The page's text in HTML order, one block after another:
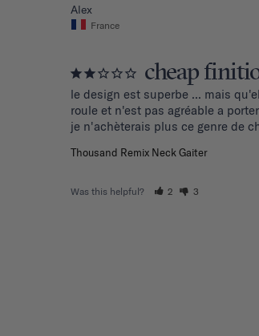
Alex
France
cheap
le design est superbe ... mais
roule et n'est pas agréable a
je n'achèterais plus ce genre de
Thousand Remix Neck Gaiter
Was this helpful? 2 3